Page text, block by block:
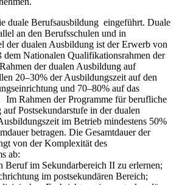
duale Berufsausbildung eingeführt. Duale
an den Berufsschulen und in
der dualen Ausbildung ist der Erwerb von
dem Nationalen Qualifikationsrahmen der
der dualen Ausbildung auf
20–30% der Ausbildungszeit auf den
und 70–80% auf das
Rahmen der Programme für berufliche
Postsekundarstufe in der dualen
im Betrieb mindestens 50%
betragen. Die Gesamtdauer der
von der Komplexität des
ab:
im Sekundarbereich II zu erlernen;
im postsekundären Bereich;